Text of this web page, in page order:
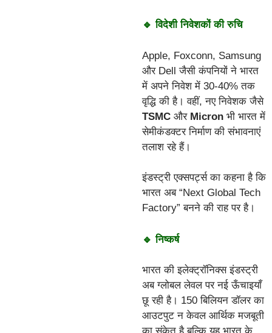
🔹 विदेशी निवेशकों की रुचि
Apple, Foxconn, Samsung
और Dell जैसी कंपनियों ने भारत
में अपने निवेश में 30-40% तक
वृद्धि की है। वहीं, नए निवेशक जैसे
TSMC और Micron भी भारत में
सेमीकंडक्टर निर्माण की संभावनाएं
तलाश रहे हैं।
इंडस्ट्री एक्सपर्ट्स का कहना है कि
भारत अब “Next Global Tech
Factory” बनने की राह पर है।
🔹 निष्कर्ष
भारत की इलेक्ट्रॉनिक्स इंडस्ट्री
अब ग्लोबल लेवल पर नई ऊँचाइयाँ
छू रही है। 150 बिलियन डॉलर का
आउटपुट न केवल आर्थिक मजबूती